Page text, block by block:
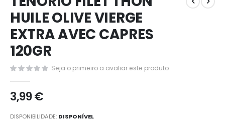
o
início
da
Galeria
de
HUILE OLIVE VIERGE
EXTRA AVEC CAPRES
120GR
Seja o primeiro a avaliar este produto
3,99 €
DISPONIBILIDADE: DISPONÍVEL